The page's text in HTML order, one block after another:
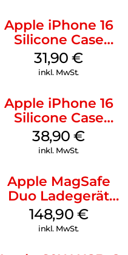
Apple iPhone 16
Silicone Case
MagSafe Fuchsia
31,90€
inkl. MwSt.
Apple iPhone 16
Silicone Case
MagSafe
Ultramarine
38,90€
inkl. MwSt.
Apple MagSafe
Duo Ladegerät
Weiß
148,90 €
inkl. MwSt.